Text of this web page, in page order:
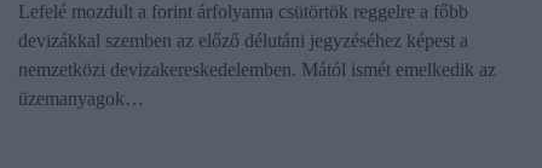
Lefelé mozdult a forint árfolyama csütörtök reggelre a főbb
devizákkal szemben az előző délutáni jegyzéséhez képest a
nemzetközi devizakereskedelemben. Mától ismét emelkedik az
üzemanyagok…